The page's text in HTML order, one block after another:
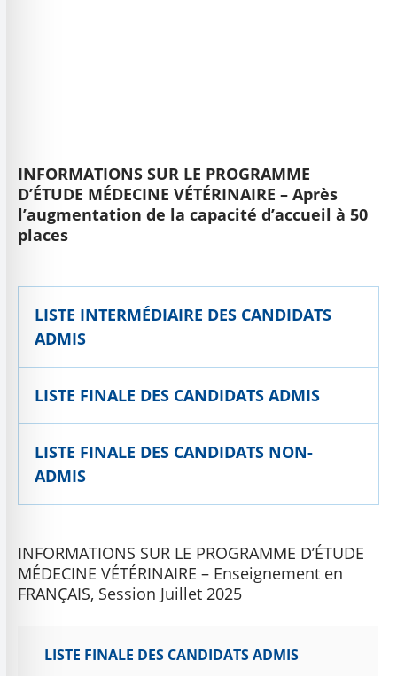
INFORMATIONS SUR LE PROGRAMME
D’ÉTUDE MÉDECINE VÉTÉRINAIRE – Après
l’augmentation de la capacité d’accueil à 50
places
LISTE INTERMÉDIAIRE DES CANDIDATS
ADMIS
LISTE FINALE DES CANDIDATS ADMIS
LISTE FINALE DES CANDIDATS NON-
ADMIS
INFORMATIONS SUR LE PROGRAMME D’ÉTUDE
MÉDECINE VÉTÉRINAIRE – Enseignement en
FRANÇAIS, Session Juillet 2025
LISTE FINALE DES CANDIDATS ADMIS